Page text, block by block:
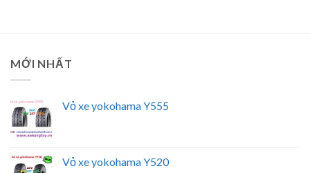
MỚI NHẤT
Vỏ xe yokohama Y555
Vỏ xe yokohama Y520